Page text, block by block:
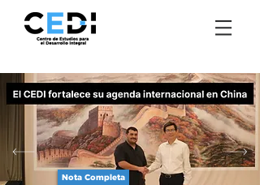
Nota Completa